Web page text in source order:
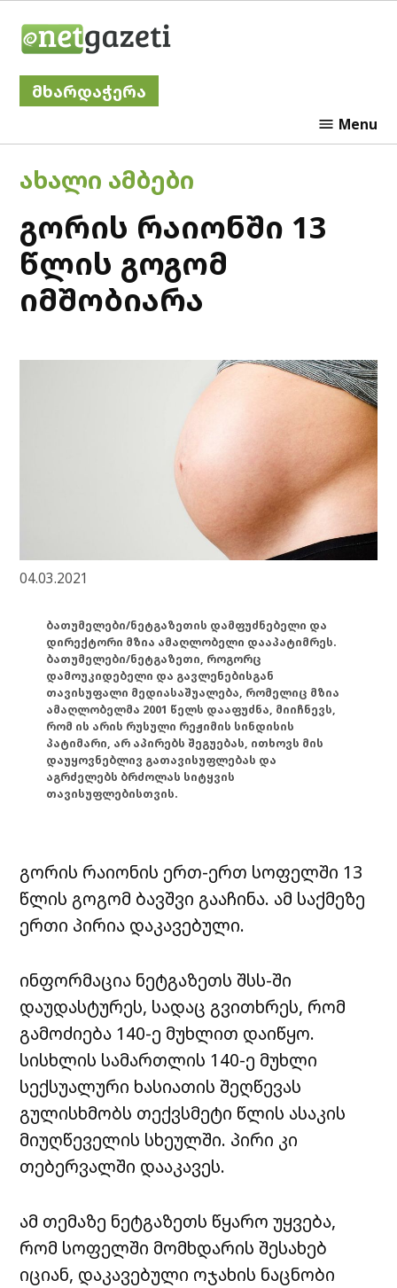
მხარდაჭერა
Menu
POSTED
ᲐᲮᲐᲚᲘ ᲐᲛᲑᲔᲑᲘ
გორის რაიონში 13
წლის გოგომ
იმშობიარა
04.03.2021
ბათუმელები/ნეტგაზეთის დამფუძნებელი და
დირექტორი მზია ამაღლობელი დააპატიმრეს.
ბათუმელები/ნეტგაზეთი, როგორც
დამოუკიდებელი და გავლენებისგან
თავისუფალი მედიასაშუალება, რომელიც მზია
ამაღლობელმა 2001 წელს დააფუძნა, მიიჩნევს,
რომ ის არის რუსული რეჟიმის სინდისის
პატიმარი, არ აპირებს შეგუებას, ითხოვს მის
დაუყოვნებლივ გათავისუფლებას და
აგრძელებს ბრძოლას სიტყვის
თავისუფლებისთვის.
გორის რაიონის ერთ-ერთ სოფელში 13
წლის გოგომ ბავშვი გააჩინა. ამ საქმეზე
ერთი პირია დაკავებული.
ინფორმაცია ნეტგაზეთს შსს-ში
დაუდასტურეს, სადაც გვითხრეს, რომ
გამოძიება 140-ე მუხლით დაიწყო.
სისხლის სამართლის 140-ე მუხლი
სექსუალური ხასიათის შეღწევას
გულისხმობს თექვსმეტი წლის ასაკის
მიუღწეველის სხეულში. პირი კი
თებერვალში დააკავეს.
ამ თემაზე ნეტგაზეთს წყარო უყვება,
რომ სოფელში მომხდარის შესახებ
იციან, დაკავებული ოჯახის ნაცნობი